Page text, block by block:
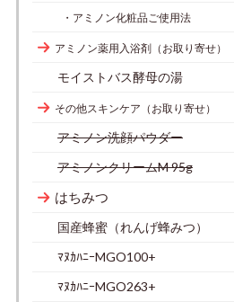
・アミノン化粧品ご使用法
アミノン薬用入浴剤（お取り寄せ）
モイストバス酵母の湯
その他スキンケア（お取り寄せ）
アミノン洗顔パウダー
アミノンクリームM 95g
はちみつ
国産蜂蜜（れんげ蜂みつ）
ﾏﾇｶﾊﾆｰMGO100+
ﾏﾇｶﾊﾆｰMGO263+